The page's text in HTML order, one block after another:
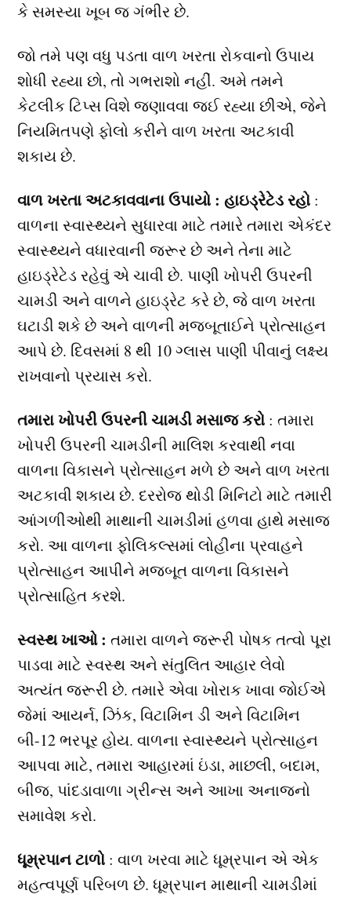
કે સમસ્યા ખૂબ જ ગંભીર છે.
જો તમે પણ વધુ પડતા વાળ ખરતા રોકવાનો ઉપાય
શોધી રહ્યા છો, તો ગભરાશો નહીં. અમે તમને
કેટલીક ટિપ્સ વિશે જણાવવા જઈ રહ્યા છીએ, જેને
નિયમિતપણે ફોલો કરીને વાળ ખરતા અટકાવી
શકાય છે.
વાળ ખરતા અટકાવવાના ઉપાયો : હાઇડ્રેટેડ રહો :
વાળના સ્વાસ્થ્યને સુધારવા માટે તમારે તમારા એકંદર
સ્વાસ્થ્યને વધારવાની જરૂર છે અને તેના માટે
હાઇડ્રેટેડ રહેવું એ ચાવી છે. પાણી ખોપરી ઉપરની
ચામડી અને વાળને હાઇડ્રેટ કરે છે, જે વાળ ખરતા
ઘટાડી શકે છે અને વાળની ​​મજબૂતાઈને પ્રોત્સાહન
આપે છે. દિવસમાં 8 થી 10 ગ્લાસ પાણી પીવાનું લક્ષ્ય
રાખવાનો પ્રયાસ કરો.
તમારા ખોપરી ઉપરની ચામડી મસાજ કરો : તમારા
ખોપરી ઉપરની ચામડીની માલિશ કરવાથી નવા
વાળના વિકાસને પ્રોત્સાહન મળે છે અને વાળ ખરતા
અટકાવી શકાય છે. દરરોજ થોડી મિનિટો માટે તમારી
આંગળીઓથી માથાની ચામડીમાં હળવા હાથે મસાજ
કરો. આ વાળના ફોલિકલ્સમાં લોહીના પ્રવાહને
પ્રોત્સાહન આપીને મજબૂત વાળના વિકાસને
પ્રોત્સાહિત કરશે.
સ્વસ્થ ખાઓ : તમારા વાળને જરૂરી પોષક તત્વો પૂરા
પાડવા માટે સ્વસ્થ અને સંતુલિત આહાર લેવો
અત્યંત જરૂરી છે. તમારે એવા ખોરાક ખાવા જોઈએ
જેમાં આયર્ન, ઝિંક, વિટામિન ડી અને વિટામિન
બી-12 ભરપૂર હોય. વાળના સ્વાસ્થ્યને પ્રોત્સાહન
આપવા માટે, તમારા આહારમાં ઇંડા, માછલી, બદામ,
બીજ, પાંદડાવાળા ગ્રીન્સ અને આખા અનાજનો
સમાવેશ કરો.
ધૂમ્રપાન ટાળો : વાળ ખરવા માટે ધૂમ્રપાન એ એક
મહત્વપૂર્ણ પરિબળ છે. ધૂમ્રપાન માથાની ચામડીમાં